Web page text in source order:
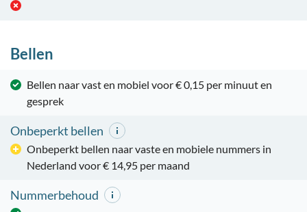
Bellen
Bellen naar vast en mobiel voor € 0,15 per minuut en
gesprek
Onbeperkt bellen
Onbeperkt bellen naar vaste en mobiele nummers in
Nederland voor € 14,95 per maand
Nummerbehoud